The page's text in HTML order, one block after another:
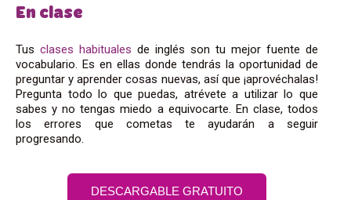
En clase
Tus clases habituales de inglés son tu mejor fuente de
vocabulario. Es en ellas donde tendrás la oportunidad de
preguntar y aprender cosas nuevas, así que ¡aprovéchalas!
Pregunta todo lo que puedas, atrévete a utilizar lo que
sabes y no tengas miedo a equivocarte. En clase, todos
los errores que cometas te ayudarán a seguir
progresando.
DESCARGABLE GRATUITO